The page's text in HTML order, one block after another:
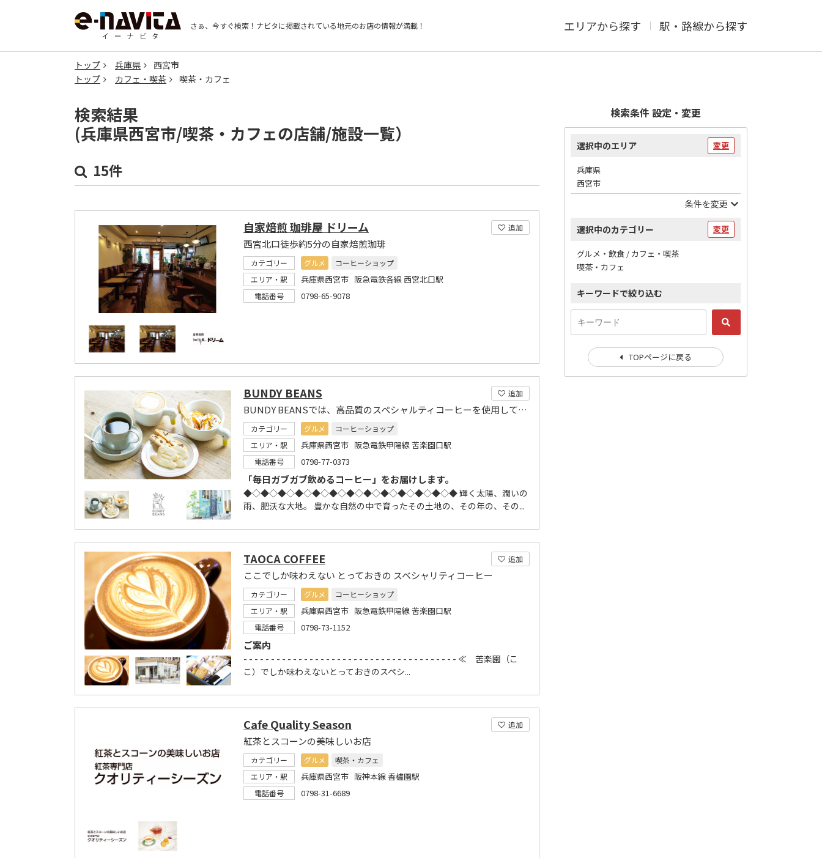
さぁ、今すぐ検索！ ナビタに掲載されている地元のお店の情報が満載！ エリアから探す 駅・路線から探す
トップ 兵庫県
西宮市
トップ
カフェ・喫茶 喫茶・カフェ
検索結果
(兵庫県西宮市/喫茶・カフェの店舗/施設一覧）
15件
追加
自家焙煎 珈琲屋 ドリーム
西宮北口徒歩約5分の自家焙煎珈琲
カテゴリー グルメ
コーヒーショップ
エリア・駅
兵庫県西宮市 阪急電鉄各線 西宮北口駅
電話番号 0798-65-9078
追加
BUNDY BEANS
BUNDY BEANSでは、高品質のスペシャルティコーヒーを使用しています。
カテゴリー グルメ
コーヒーショップ
エリア・駅
兵庫県西宮市 阪急電鉄甲陽線 苦楽園口駅
電話番号 0798-77-0373
「毎日ガブガブ飲めるコーヒー」をお届けします。
◆◇◆◇◆◇◆◇◆◇◆◇◆◇◆◇◆◇◆◇◆◇◆◇◆ 輝く太陽、潤いの
雨、肥沃な大地。 豊かな自然の中で育ったその土地の、その年の、その...
追加
TAOCA COFFEE
ここでしか味わえない とっておきの スベシャリティコーヒー
カテゴリー グルメ
コーヒーショップ
エリア・駅
兵庫県西宮市 阪急電鉄甲陽線 苦楽園口駅
電話番号 0798-73-1152
ご案内
- - - - - - - - - - - - - - - - - - - - - - - - - - - - - - - - - - - - - - - ≪ 苦楽園（こ
こ）でしか味わえないとっておきのスペシ...
追加
Cafe Quality Season
紅茶とスコーンの美味しいお店
カテゴリー グルメ
喫茶・カフェ
エリア・駅
兵庫県西宮市 阪神本線 香櫨園駅
電話番号 0798-31-6689
検索条件 設定・変更
選択中のエリア 変更
兵庫県
西宮市
条件を変更
選択中のカテゴリー 変更
グルメ・飲食 / カフェ・喫茶
喫茶・カフェ
キーワードで絞り込む
TOPページに戻る